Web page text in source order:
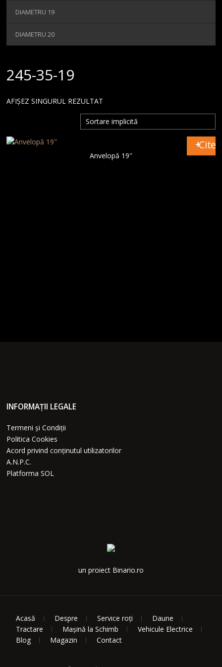
CONTACT
DIAMETRU 19
DIAMETRU 20
245-35-19
AFIȘEZ SINGURUL REZULTAT
Anvelopă 19″
INFORMAȚII LEGALE
Termeni și Condiții
Politica Cookies
Acord privind conținutul utilizatorilor
A.N.P.C.
Platforma SOL
un proiect Binario.ro
Acasă Despre Service roți
Daune
Tractare
Mașină la Schimb
Vehicule Electrice
Blog
Magazin Contact